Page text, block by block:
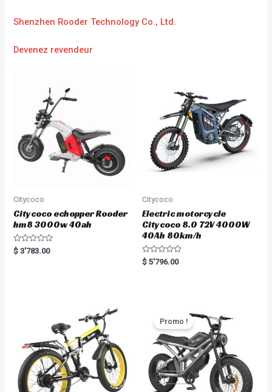
Shenzhen Rooder Technology Co., Ltd.
Devenez revendeur
Citycoco
Citycoco echopper Rooder
hm8 3000w 40ah
R
a
$ 3'783.00
Citycoco
Electric motorcycle
Citycoco 8.0 72V 4000W
40Ah 80km/h
R
a
$ 5'796.00
Promo !